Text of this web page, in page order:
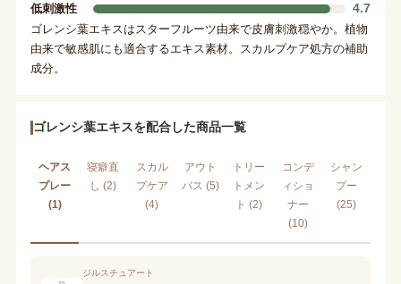
低刺激性 4.7
ゴレンシ葉エキスはスターフルーツ由来で皮膚刺激穏やか。植物
由来で敏感肌にも適合するエキス素材。スカルプケア処方の補助
成分。
ゴレンシ葉エキスを配合した商品一覧
ヘアス
プレー
(1)
寝癖直
し (2)
スカル
プケア
(4)
アウト
バス (5)
トリー
トメン
ト (2)
コンデ
ィショ
ナー
(10)
シャン
プー
(25)
ジルスチュアート